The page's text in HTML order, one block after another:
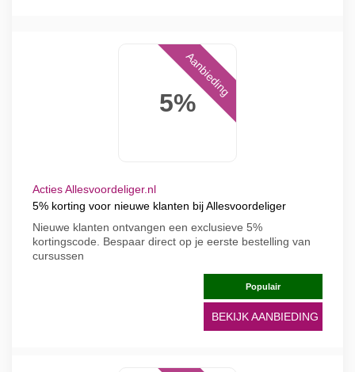
5%
Aanbieding
Acties Allesvoordeliger.nl
5% korting voor nieuwe klanten bij Allesvoordeliger
Nieuwe klanten ontvangen een exclusieve 5%
kortingscode. Bespaar direct op je eerste bestelling van
cursussen
Populair
BEKIJK AANBIEDING